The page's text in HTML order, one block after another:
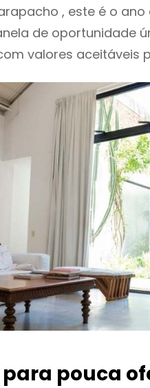
, este é o
de oportunidade
valores aceitáveis
pouca